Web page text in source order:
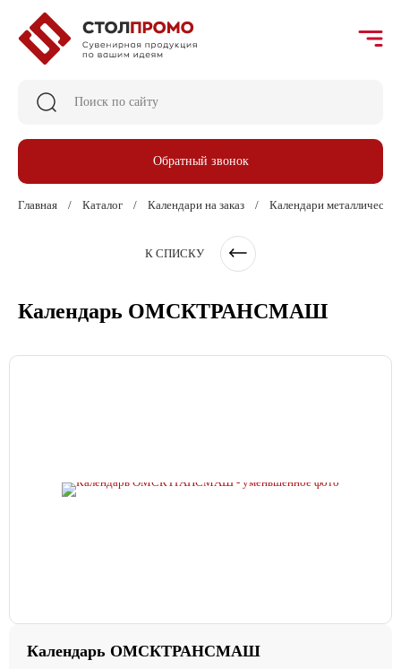
Обратный звонок
Главная Каталог Календари на заказ Календари металлические
К СПИСКУ
Календарь ОМСКТРАНСМАШ
Календарь ОМСКТРАНСМАШ